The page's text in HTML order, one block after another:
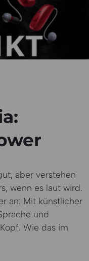
aber verstehen
wenn es laut wird.
an: Mit künstlicher
und
Wie das im